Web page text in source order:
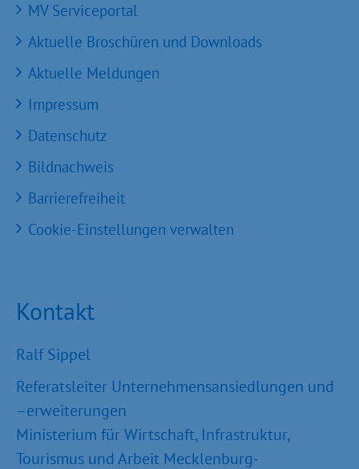
MV Serviceportal
Aktuelle Broschüren und Downloads
Aktuelle Meldungen
Impressum
Datenschutz
Bildnachweis
Barrierefreiheit
Cookie-Einstellungen verwalten
Kontakt
Ralf Sippel
Referatsleiter Unternehmensansiedlungen und
–erweiterungen
Ministerium für Wirtschaft, Infrastruktur,
Tourismus und Arbeit Mecklenburg-